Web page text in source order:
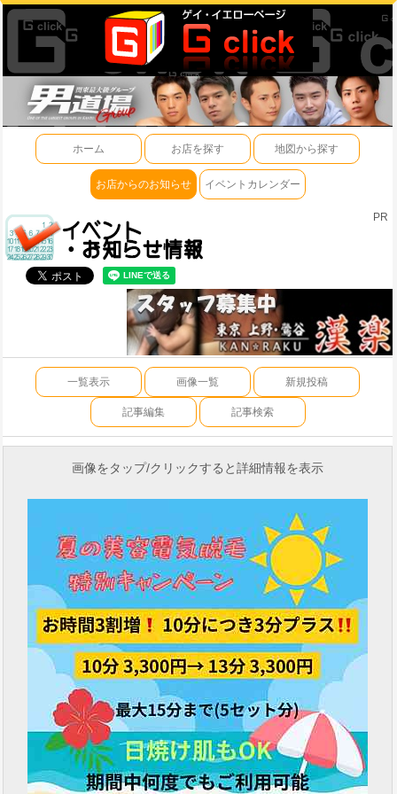
ホーム お店を探す 地図から探す
お店からのお知らせ イベントカレンダー
PR
一覧表示 画像一覧 新規投稿
記事編集 記事検索
画像をタップ/クリックすると詳細情報を表示